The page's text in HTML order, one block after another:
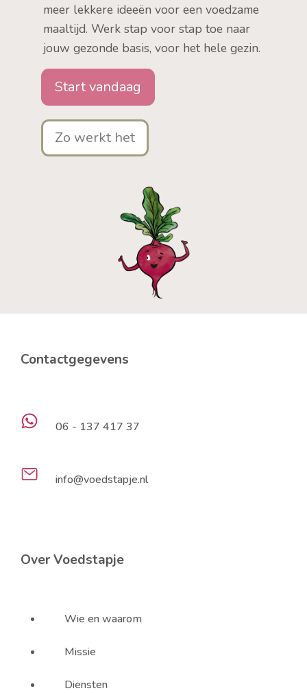
meer lekkere ideeën voor een voedzame
maaltijd. Werk stap voor stap toe naar
jouw gezonde basis, voor het hele gezin.
Start vandaag
Zo werkt het
Contactgegevens
06 - 137 417 37
info@voedstapje.nl
Over Voedstapje
Wie en waarom
Missie
Diensten